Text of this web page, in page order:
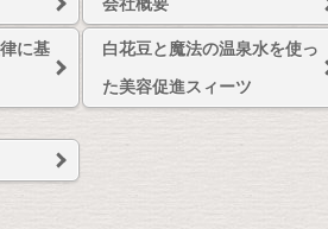
に基
白花豆と魔法の温泉水を使っ
た美容促進スィーツ